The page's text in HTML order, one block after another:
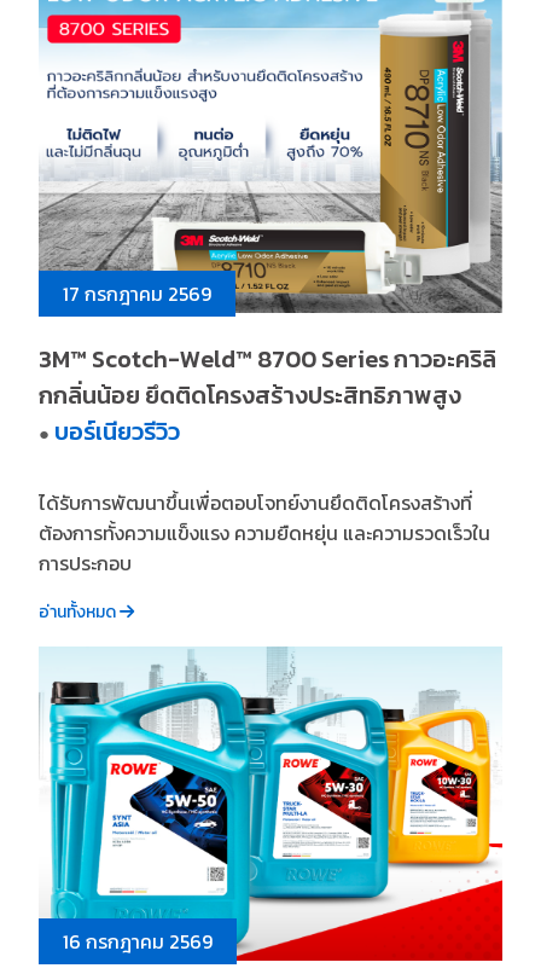
17 กรกฎาคม 2569
3M™ Scotch-Weld™ 8700 Series กาวอะคริลิ
กกลิ่นน้อย ยึดติดโครงสร้างประสิทธิภาพสูง
● บอร์เนียวรีวิว
ได้รับการพัฒนาขึ้นเพื่อตอบโจทย์งานยึดติดโครงสร้างที่
ต้องการทั้งความแข็งแรง ความยืดหยุ่น และความรวดเร็วใน
การประกอบ
อ่านทั้งหมด
16 กรกฎาคม 2569